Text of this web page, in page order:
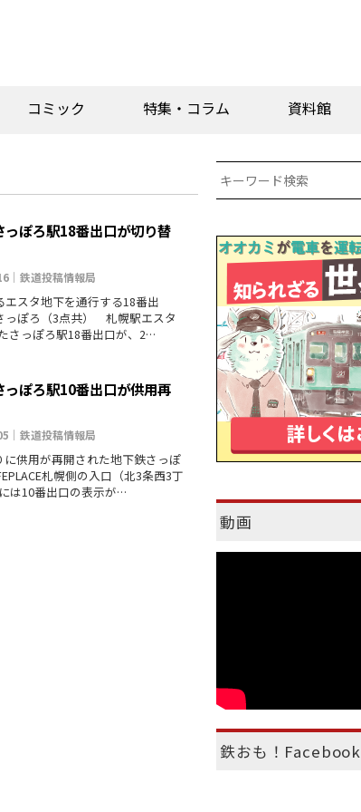
コミック 特集・コラム 資料館
っぽろ駅18番出口が切り替
｜鉄道投稿情報局
スタ地下を通行する18番出
ぽろ（3点共） 札幌駅エスタ
さっぽろ駅18番出口が、2…
っぽろ駅10番出口が供用再
｜鉄道投稿情報局
供用が再開された地下鉄さっぽ
札幌側の入口（北3条西3丁
は10番出口の表示が…
動画
鉄おも！Facebook